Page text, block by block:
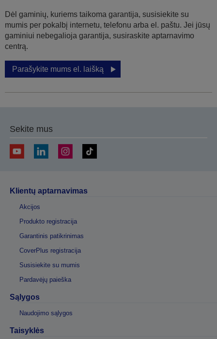
Dėl gaminių, kuriems taikoma garantija, susisiekite su
mumis per pokalbį internetu, telefonu arba el. paštu. Jei jūsų
gaminiui nebegalioja garantija, susiraskite aptarnavimo
centrą.
Parašykite mums el. laišką
Sekite mus
Klientų aptarnavimas
Akcijos
Produkto registracija
Garantinis patikrinimas
CoverPlus registracija
Susisiekite su mumis
Pardavėjų paieška
Sąlygos
Naudojimo sąlygos
Taisyklės